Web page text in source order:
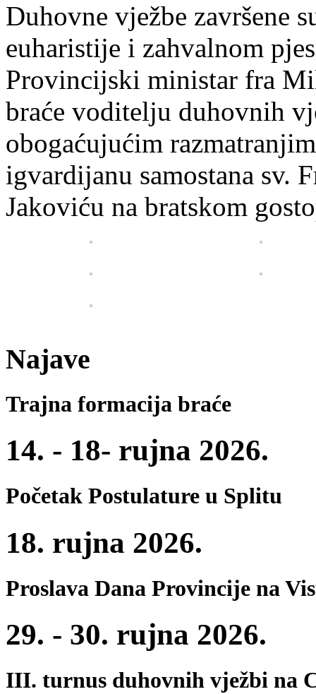
Duhovne vježbe završene
euharistije i zahvalnom
Provincijski ministar fra
braće voditelju duhovnih
obogaćujućim
igvardijanu samostana sv.
Jakoviću na bratskom
Najave
Trajna formacija braće
14. - 18- rujna 2026.
Početak Postulature u Splitu
18. rujna 2026.
Proslava Dana Provincije na
29. - 30. rujna 2026.
III. turnus duhovnih vježbi na